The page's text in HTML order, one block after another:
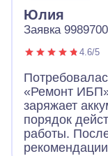
Юлия
Заявка 9989700
4.6/5
«Ремонт
заряжает
порядок
работы.